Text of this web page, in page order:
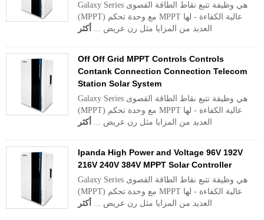
Galaxy Series هي وظيفة تتبع نقاط الطاقة القصوى
(MPPT) مع وحدة تحكم MPPT عالية الكفاءة - لها
العديد من المزايا مثل رن عريض ... أكثر
Off Off Grid MPPT Controls Controls
Contank Connection Connection Telecom
Station Solar System
Galaxy Series هي وظيفة تتبع نقاط الطاقة القصوى
(MPPT) مع وحدة تحكم MPPT عالية الكفاءة - لها
العديد من المزايا مثل رن عريض ... أكثر
Ipanda High Power and Voltage 96V 192V
216V 240V 384V MPPT Solar Controller
Galaxy Series هي وظيفة تتبع نقاط الطاقة القصوى
(MPPT) مع وحدة تحكم MPPT عالية الكفاءة - لها
العديد من المزايا مثل رن عريض ... أكثر